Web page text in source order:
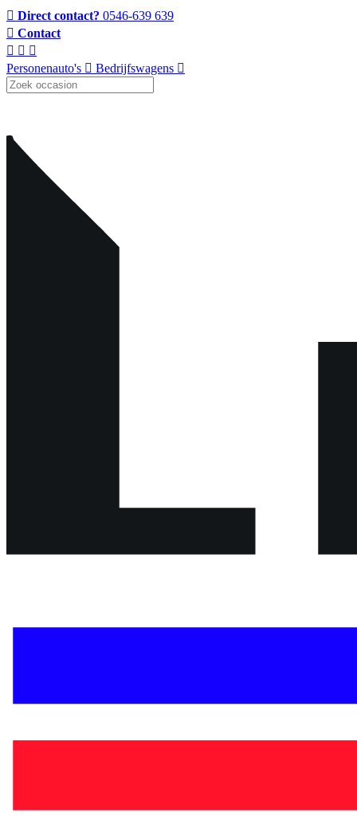
Direct contact? 0546-639 639
Contact
Personenauto's Bedrijfswagens